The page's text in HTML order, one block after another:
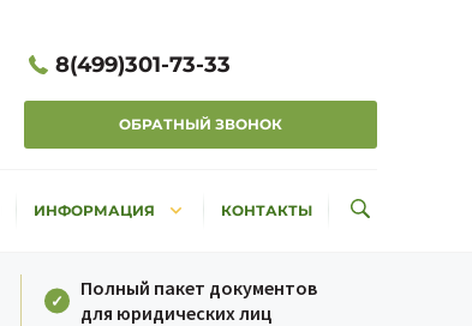
8(499)301-73-33
ОБРАТНЫЙ ЗВОНОК
ИНФОРМАЦИЯ keyboard_arrow_down КОНТАКТЫ
Полный пакет документов
для юридических лиц